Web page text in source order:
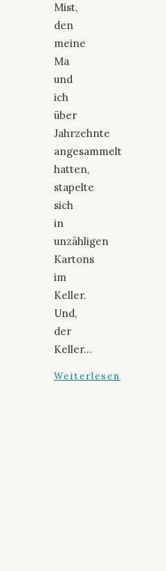
Mist,
den
meine
Ma
und
ich
über
Jahrzehnte
angesammelt
hatten,
stapelte
sich
in
unzähligen
Kartons
im
Keller.
Und,
der
Keller…
Weiterlesen